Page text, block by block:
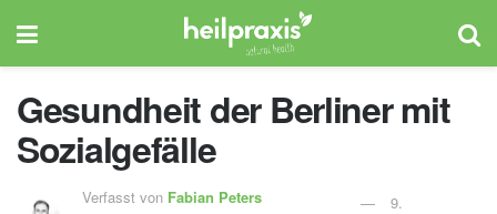
Gesundheit der Berliner mit
Sozialgefälle
Verfasst von Fabian Peters
9.